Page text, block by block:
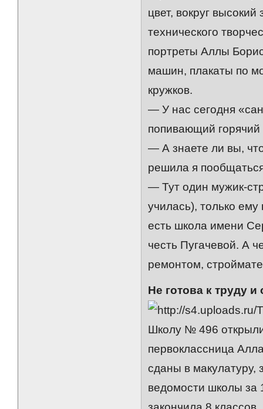
цвет, вокруг
технического
портреты Аллы
машин, плакаты по
кружков.
— У нас сегодня
попивающий горячий
— А знаете ли вы,
решила я
— Тут один мужик-
училась), только
есть школа имени
честь Пугачевой. А
ремонтом,
Не готова к труду и
Школу № 496
первоклассница
сданы в макулатуру,
ведомости школы за